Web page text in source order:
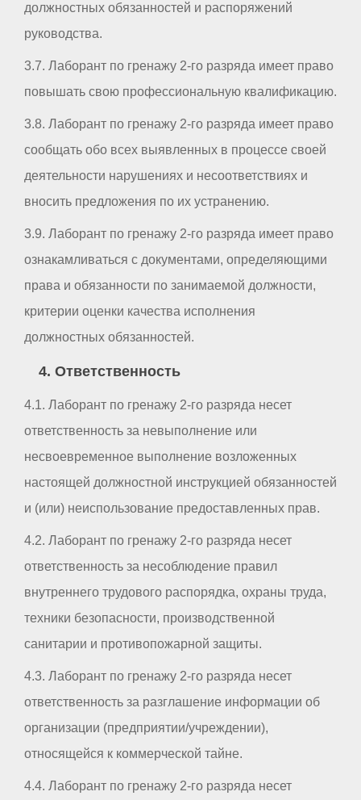
должностных обязанностей и распоряжений
руководства.
3.7. Лаборант по гренажу 2-го разряда имеет право
повышать свою профессиональную квалификацию.
3.8. Лаборант по гренажу 2-го разряда имеет право
сообщать обо всех выявленных в процессе своей
деятельности нарушениях и несоответствиях и
вносить предложения по их устранению.
3.9. Лаборант по гренажу 2-го разряда имеет право
ознакамливаться с документами, определяющими
права и обязанности по занимаемой должности,
критерии оценки качества исполнения
должностных обязанностей.
4. Ответственность
4.1. Лаборант по гренажу 2-го разряда несет
ответственность за невыполнение или
несвоевременное выполнение возложенных
настоящей должностной инструкцией обязанностей
и (или) неиспользование предоставленных прав.
4.2. Лаборант по гренажу 2-го разряда несет
ответственность за несоблюдение правил
внутреннего трудового распорядка, охраны труда,
техники безопасности, производственной
санитарии и противопожарной защиты.
4.3. Лаборант по гренажу 2-го разряда несет
ответственность за разглашение информации об
организации (предприятии/учреждении),
относящейся к коммерческой тайне.
4.4. Лаборант по гренажу 2-го разряда несет